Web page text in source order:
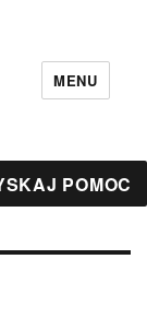
MENU
POMOC